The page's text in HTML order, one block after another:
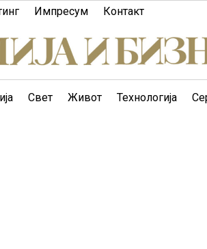
Импресум Контакт
Свет Живот Технологија